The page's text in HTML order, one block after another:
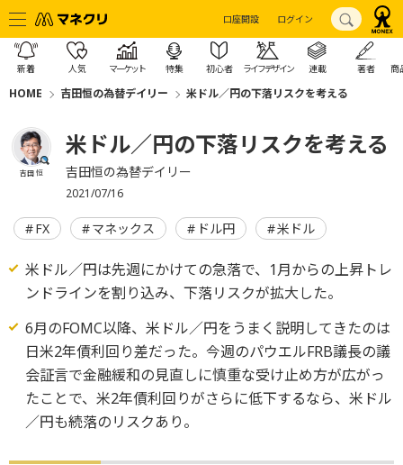
口座開設 ログイン
新着 人気 マーケット 特集 初心者 ライフデザイン 連載 著者 商
HOME 吉田恒の為替デイリー 米ドル／円の下落リスクを考える
吉田 恒
米ドル／円の下落リスクを考える
吉田恒の為替デイリー
2021/07/16
FX マネックス ドル円 米ドル
米ドル／円は先週にかけての急落で、1月からの上昇トレ
ンドラインを割り込み、下落リスクが拡大した。
6月のFOMC以降、米ドル／円をうまく説明してきたのは
日米2年債利回り差だった。今週のパウエルFRB議長の議
会証言で金融緩和の見直しに慎重な受け止め方が広がっ
たことで、米2年債利回りがさらに低下するなら、米ドル
／円も続落のリスクあり。